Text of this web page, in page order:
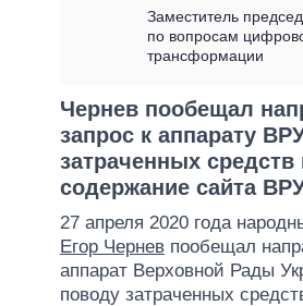
ГЛАВЫ
СРАВНЕНИЕ
Заместитель
по вопросам
трансформации
Чернев пообещал
запрос к аппарату
затраченных средств
содержание сайта
27 апреля 2020 года
Егор Чернев пообещал
аппарат Верховной Рады
поводу затраченных